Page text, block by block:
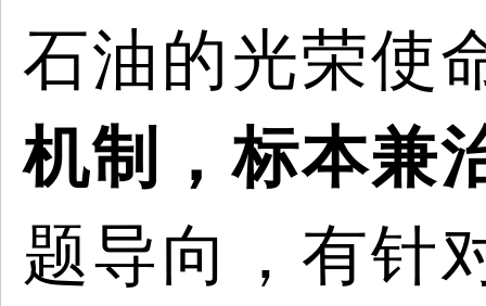
石油的光荣使
机制，标本兼
题导向，有针